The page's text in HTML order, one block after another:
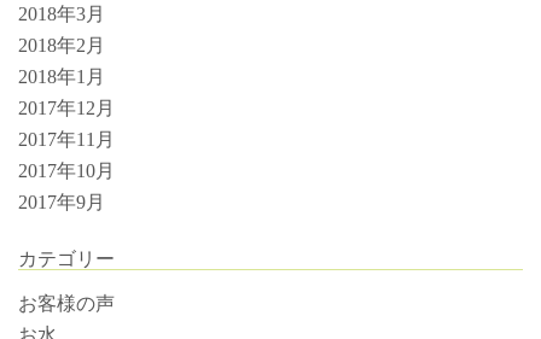
2018年3月
2018年2月
2018年1月
2017年12月
2017年11月
2017年10月
2017年9月
カテゴリー
お客様の声
お水